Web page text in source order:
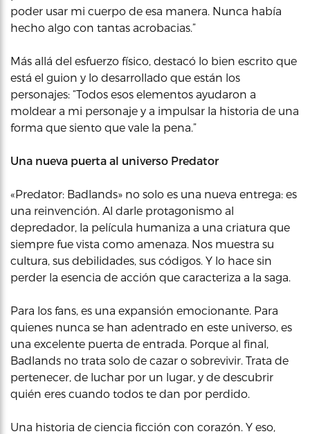
poder usar mi cuerpo de esa manera. Nunca había
hecho algo con tantas acrobacias.”
Más allá del esfuerzo físico, destacó lo bien escrito que
está el guion y lo desarrollado que están los
personajes: “Todos esos elementos ayudaron a
moldear a mi personaje y a impulsar la historia de una
forma que siento que vale la pena.”
Una nueva puerta al universo Predator
«Predator: Badlands» no solo es una nueva entrega: es
una reinvención. Al darle protagonismo al
depredador, la película humaniza a una criatura que
siempre fue vista como amenaza. Nos muestra su
cultura, sus debilidades, sus códigos. Y lo hace sin
perder la esencia de acción que caracteriza a la saga.
Para los fans, es una expansión emocionante. Para
quienes nunca se han adentrado en este universo, es
una excelente puerta de entrada. Porque al final,
Badlands no trata solo de cazar o sobrevivir. Trata de
pertenecer, de luchar por un lugar, y de descubrir
quién eres cuando todos te dan por perdido.
Una historia de ciencia ficción con corazón. Y eso,